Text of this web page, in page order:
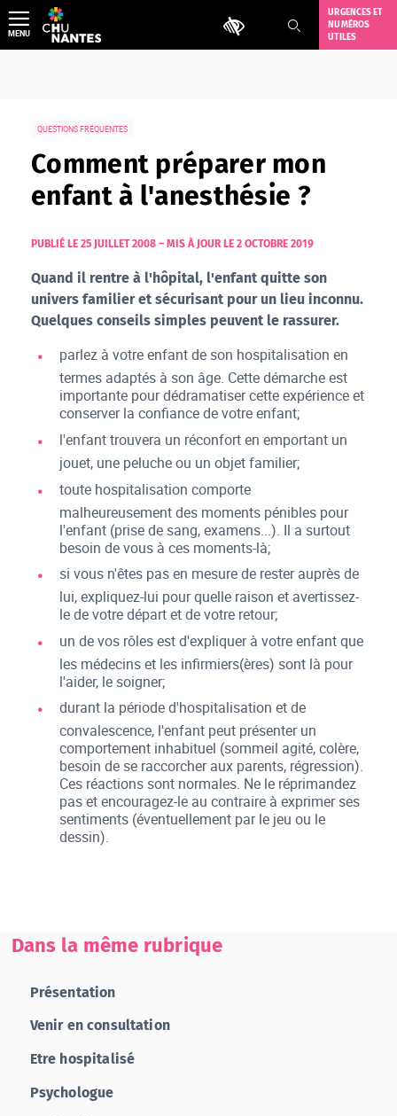
Aller
au
contenu
Outils d'accessibilité
URGENCES ET
NUMÉROS
UTILES
MENU
QUESTIONS FRÉQUENTES
Comment préparer mon
enfant à l'anesthésie ?
PUBLIÉ LE 25 JUILLET 2008 – MIS À JOUR LE 2 OCTOBRE 2019
Quand il rentre à l'hôpital, l'enfant quitte son
univers familier et sécurisant pour un lieu inconnu.
Quelques conseils simples peuvent le rassurer.
parlez à votre enfant de son hospitalisation en
termes adaptés à son âge. Cette démarche est
importante pour dédramatiser cette expérience et
conserver la confiance de votre enfant;
l'enfant trouvera un réconfort en emportant un
jouet, une peluche ou un objet familier;
toute hospitalisation comporte
malheureusement des moments pénibles pour
l'enfant (prise de sang, examens...). Il a surtout
besoin de vous à ces moments-là;
si vous n'êtes pas en mesure de rester auprès de
lui, expliquez-lui pour quelle raison et avertissez-
le de votre départ et de votre retour;
un de vos rôles est d'expliquer à votre enfant que
les médecins et les infirmiers(ères) sont là pour
l'aider, le soigner;
durant la période d'hospitalisation et de
convalescence, l'enfant peut présenter un
comportement inhabituel (sommeil agité, colère,
besoin de se raccorcher aux parents, régression).
Ces réactions sont normales. Ne le réprimandez
pas et encouragez-le au contraire à exprimer ses
sentiments (éventuellement par le jeu ou le
dessin).
Dans la même rubrique
Présentation
Venir en consultation
Etre hospitalisé
Psychologue